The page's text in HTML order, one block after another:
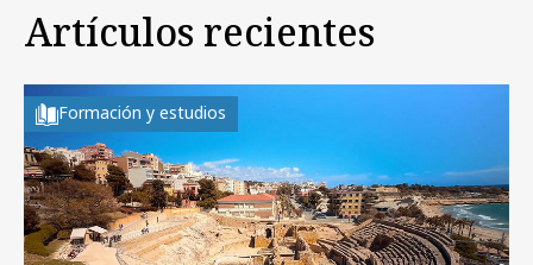
Artículos recientes
Formación y estudios